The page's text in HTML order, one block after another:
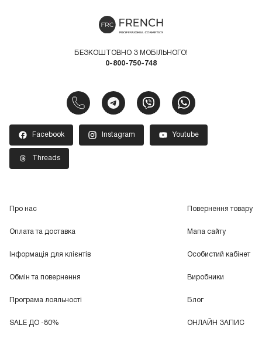
БЕЗКОШТОВНО З МОБІЛЬНОГО!
0-800-750-748
Facebook Instagram Youtube
Threads
Про нас
Оплата та доставка
Інформація для клієнтів
Обмін та повернення
Програма лояльності
SALE ДО -80%
Повернення товару
Мапа сайту
Особистий кабінет
Виробники
Блог
ОНЛАЙН ЗАПИС